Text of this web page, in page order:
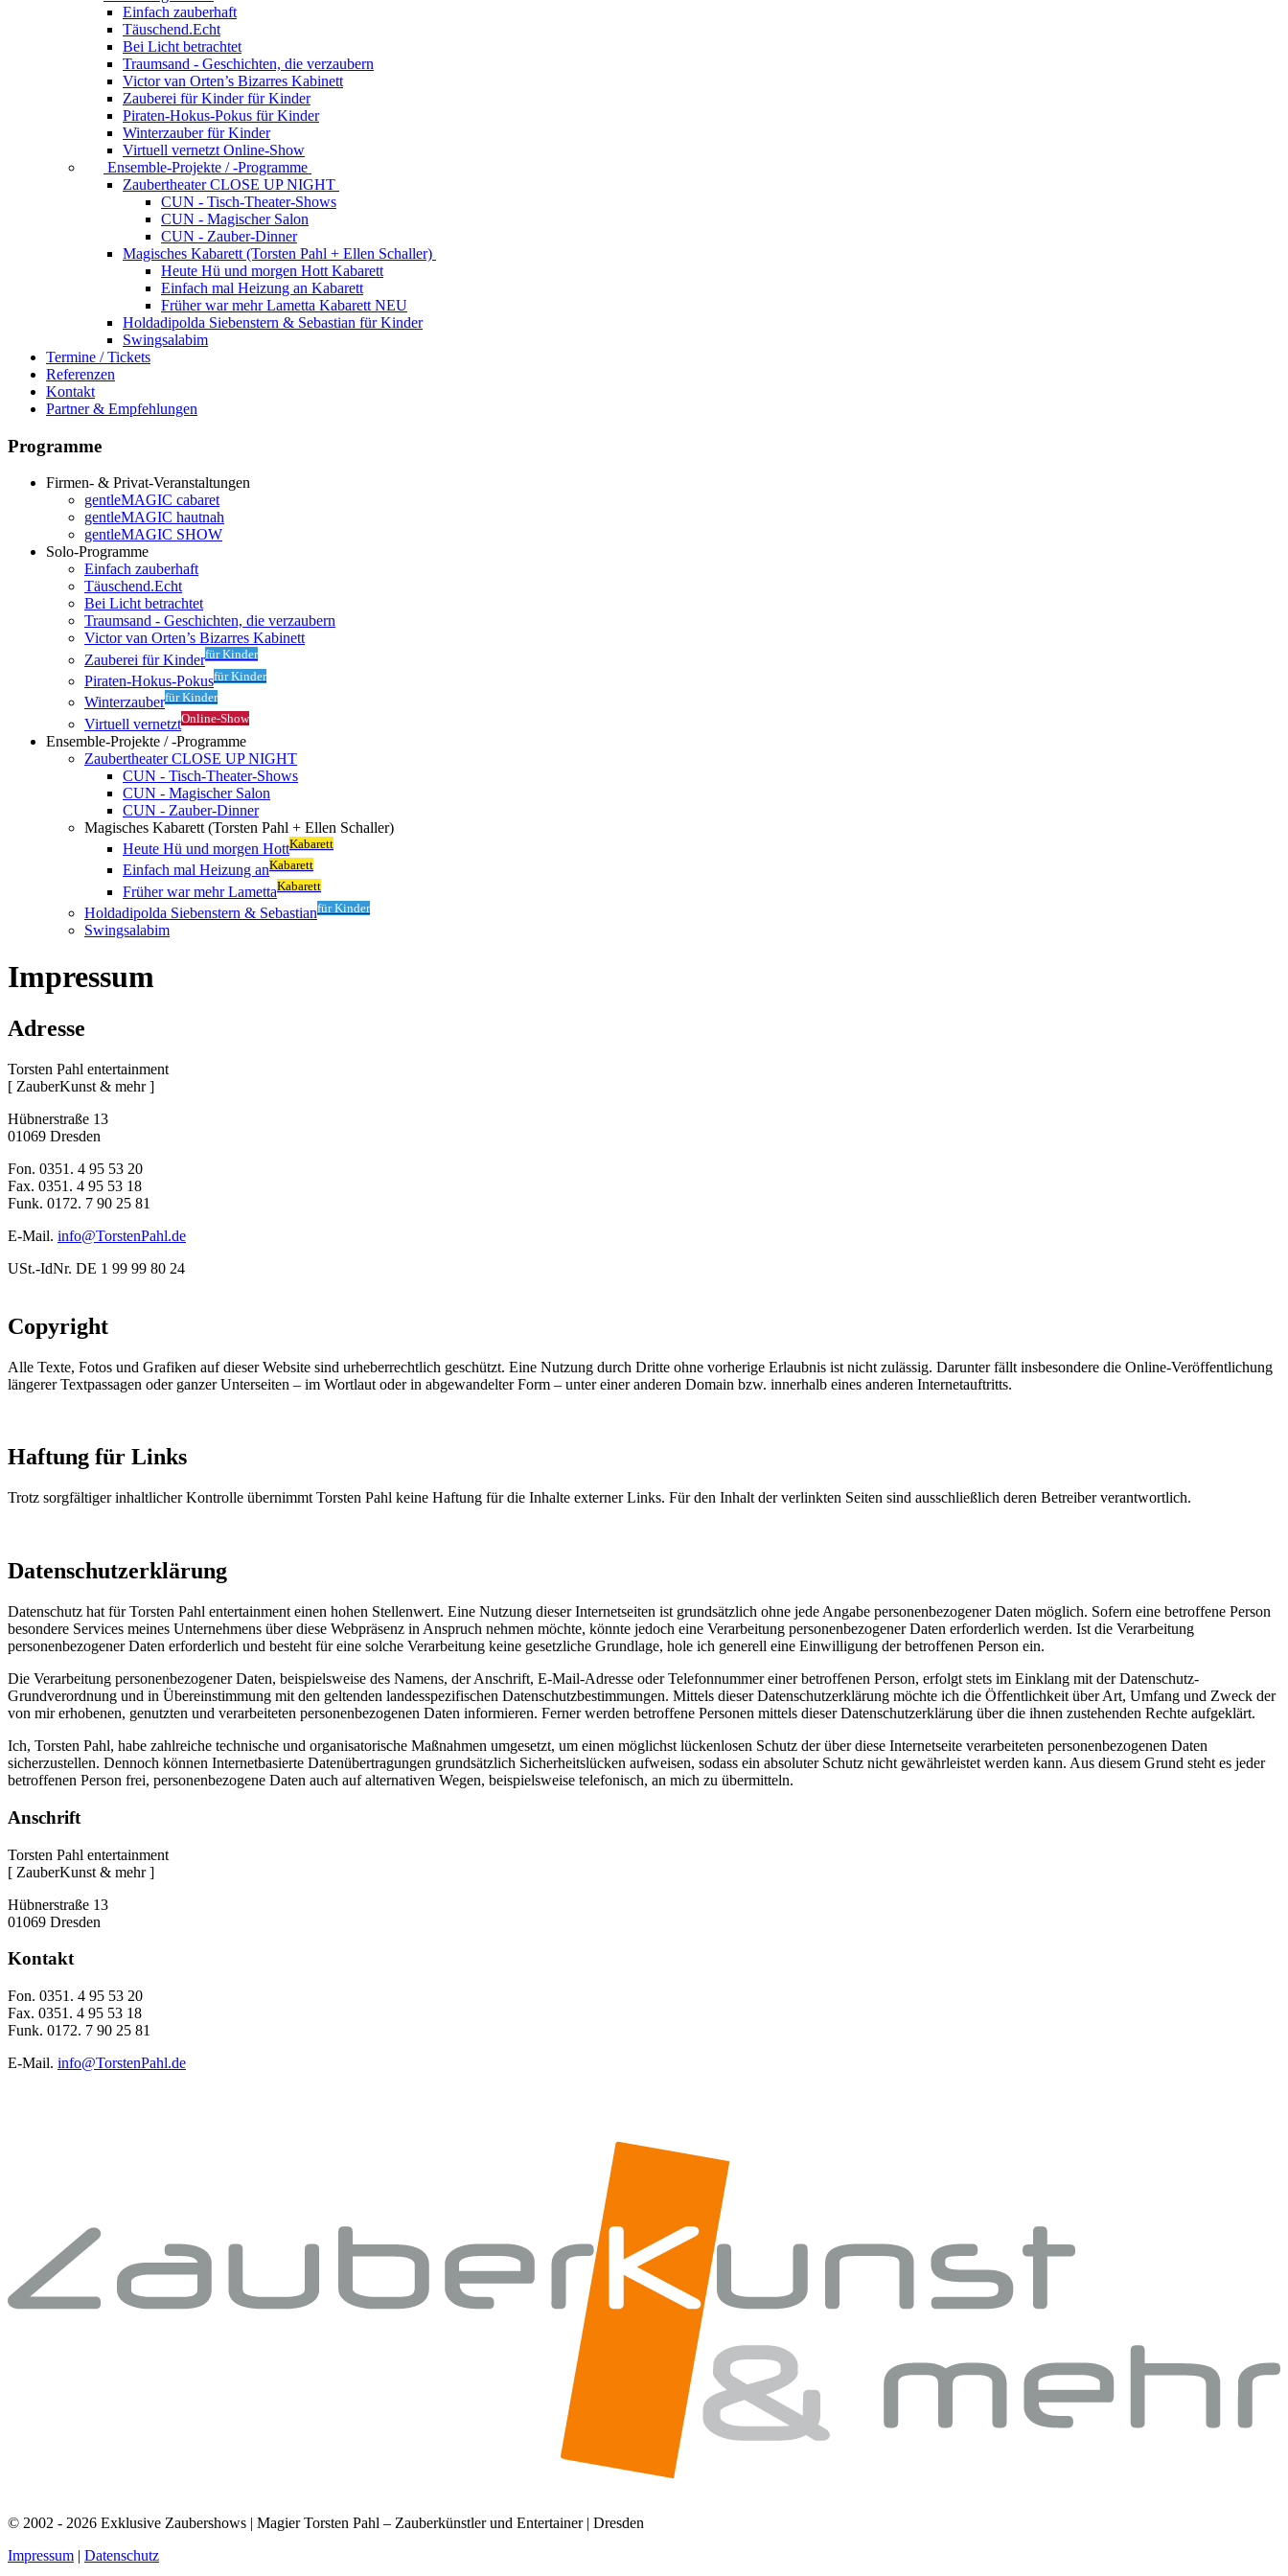
Einfach zauberhaft
Täuschend.Echt
Bei Licht betrachtet
Traumsand - Geschichten, die verzaubern
Victor van Orten’s Bizarres Kabinett
Zauberei für Kinder für Kinder
Piraten-Hokus-Pokus für Kinder
Winterzauber für Kinder
Virtuell vernetzt Online-Show
Ensemble-Projekte / -Programme
Zaubertheater CLOSE UP NIGHT
CUN - Tisch-Theater-Shows
CUN - Magischer Salon
CUN - Zauber-Dinner
Magisches Kabarett (Torsten Pahl + Ellen Schaller)
Heute Hü und morgen Hott Kabarett
Einfach mal Heizung an Kabarett
Früher war mehr Lametta Kabarett NEU
Holdadipolda Siebenstern & Sebastian für Kinder
Swingsalabim
Termine / Tickets
Referenzen
Kontakt
Partner & Empfehlungen
Programme
Firmen- & Privat-Veranstaltungen
gentleMAGIC cabaret
gentleMAGIC hautnah
gentleMAGIC SHOW
Solo-Programme
Einfach zauberhaft
Täuschend.Echt
Bei Licht betrachtet
Traumsand - Geschichten, die verzaubern
Victor van Orten’s Bizarres Kabinett
Zauberei für Kinderfür Kinder
Piraten-Hokus-Pokusfür Kinder
Winterzauberfür Kinder
Virtuell vernetztOnline-Show
Ensemble-Projekte / -Programme
Zaubertheater CLOSE UP NIGHT
CUN - Tisch-Theater-Shows
CUN - Magischer Salon
CUN - Zauber-Dinner
Magisches Kabarett (Torsten Pahl + Ellen Schaller)
Heute Hü und morgen HottKabarett
Einfach mal Heizung anKabarett
Früher war mehr LamettaKabarett
Holdadipolda Siebenstern & Sebastianfür Kinder
Swingsalabim
Impressum
Adresse
Torsten Pahl entertainment
[ ZauberKunst & mehr ]
Hübnerstraße 13
01069 Dresden
Fon. 0351. 4 95 53 20
Fax. 0351. 4 95 53 18
Funk. 0172. 7 90 25 81
E-Mail. info@TorstenPahl.de
USt.-IdNr. DE 1 99 99 80 24
Copyright
Alle Texte, Fotos und Grafiken auf dieser Website sind urheberrechtlich geschützt. Eine Nutzung durch Dritte ohne vorherige Erlaubnis ist nicht zulässig. Darunter fällt insbesondere die Online-Veröffentlichung
längerer Textpassagen oder ganzer Unterseiten – im Wortlaut oder in abgewandelter Form – unter einer anderen Domain bzw. innerhalb eines anderen Internetauftritts.
Haftung für Links
Trotz sorgfältiger inhaltlicher Kontrolle übernimmt Torsten Pahl keine Haftung für die Inhalte externer Links. Für den Inhalt der verlinkten Seiten sind ausschließlich deren Betreiber verantwortlich.
Datenschutzerklärung
Datenschutz hat für Torsten Pahl entertainment einen hohen Stellenwert. Eine Nutzung dieser Internetseiten ist grundsätzlich ohne jede Angabe personenbezogener Daten möglich. Sofern eine betroffene Person
besondere Services meines Unternehmens über diese Webpräsenz in Anspruch nehmen möchte, könnte jedoch eine Verarbeitung personenbezogener Daten erforderlich werden. Ist die Verarbeitung
personenbezogener Daten erforderlich und besteht für eine solche Verarbeitung keine gesetzliche Grundlage, hole ich generell eine Einwilligung der betroffenen Person ein.
Die Verarbeitung personenbezogener Daten, beispielsweise des Namens, der Anschrift, E-Mail-Adresse oder Telefonnummer einer betroffenen Person, erfolgt stets im Einklang mit der Datenschutz-
Grundverordnung und in Übereinstimmung mit den geltenden landesspezifischen Datenschutzbestimmungen. Mittels dieser Datenschutzerklärung möchte ich die Öffentlichkeit über Art, Umfang und Zweck der
von mir erhobenen, genutzten und verarbeiteten personenbezogenen Daten informieren. Ferner werden betroffene Personen mittels dieser Datenschutzerklärung über die ihnen zustehenden Rechte aufgeklärt.
Ich, Torsten Pahl, habe zahlreiche technische und organisatorische Maßnahmen umgesetzt, um einen möglichst lückenlosen Schutz der über diese Internetseite verarbeiteten personenbezogenen Daten
sicherzustellen. Dennoch können Internetbasierte Datenübertragungen grundsätzlich Sicherheitslücken aufweisen, sodass ein absoluter Schutz nicht gewährleistet werden kann. Aus diesem Grund steht es jeder
betroffenen Person frei, personenbezogene Daten auch auf alternativen Wegen, beispielsweise telefonisch, an mich zu übermitteln.
Anschrift
Torsten Pahl entertainment
[ ZauberKunst & mehr ]
Hübnerstraße 13
01069 Dresden
Kontakt
Fon. 0351. 4 95 53 20
Fax. 0351. 4 95 53 18
Funk. 0172. 7 90 25 81
E-Mail. info@TorstenPahl.de
© 2002 - 2026 Exklusive Zaubershows | Magier Torsten Pahl – Zauberkünstler und Entertainer | Dresden
Impressum | Datenschutz